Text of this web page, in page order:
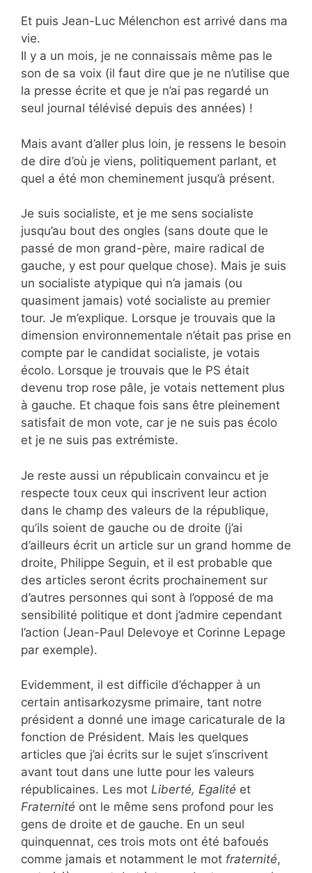
Et puis Jean-Luc Mélenchon est arrivé dans ma
vie.
Il y a un mois, je ne connaissais même pas le
son de sa voix (il faut dire que je ne n’utilise que
la presse écrite et que je n’ai pas regardé un
seul journal télévisé depuis des années) !
Mais avant d’aller plus loin, je ressens le besoin
de dire d’où je viens, politiquement parlant, et
quel a été mon cheminement jusqu’à présent.
Je suis socialiste, et je me sens socialiste
jusqu’au bout des ongles (sans doute que le
passé de mon grand-père, maire radical de
gauche, y est pour quelque chose). Mais je suis
un socialiste atypique qui n’a jamais (ou
quasiment jamais) voté socialiste au premier
tour. Je m’explique. Lorsque je trouvais que la
dimension environnementale n’était pas prise en
compte par le candidat socialiste, je votais
écolo. Lorsque je trouvais que le PS était
devenu trop rose pâle, je votais nettement plus
à gauche. Et chaque fois sans être pleinement
satisfait de mon vote, car je ne suis pas écolo
et je ne suis pas extrémiste.
Je reste aussi un républicain convaincu et je
respecte toux ceux qui inscrivent leur action
dans le champ des valeurs de la république,
qu’ils soient de gauche ou de droite (j’ai
d’ailleurs écrit un article sur un grand homme de
droite, Philippe Seguin, et il est probable que
des articles seront écrits prochainement sur
d’autres personnes qui sont à l’opposé de ma
sensibilité politique et dont j’admire cependant
l’action (Jean-Paul Delevoye et Corinne Lepage
par exemple).
Evidemment, il est difficile d’échapper à un
certain antisarkozysme primaire, tant notre
président a donné une image caricaturale de la
fonction de Président. Mais les quelques
articles que j’ai écrits sur le sujet s’inscrivent
avant tout dans une lutte pour les valeurs
républicaines. Les mot Liberté, Egalité et
Fraternité ont le même sens profond pour les
gens de droite et de gauche. En un seul
quinquennat, ces trois mots ont été bafoués
comme jamais et notamment le mot fraternité,